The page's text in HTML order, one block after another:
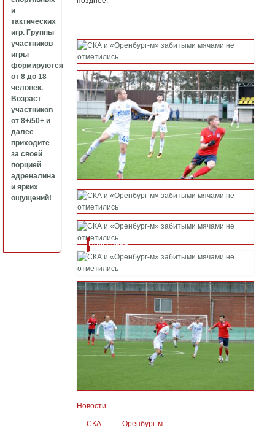
Новости
СКА Оренбург-м
и
тактических
игр. Группы
участников
игры
формируются
от 8 до 18
человек.
Возраст
участников
от 8+/50+ и
далее
приходите
за своей
порцией
адреналина
и ярких
ощущений!
Подробнее